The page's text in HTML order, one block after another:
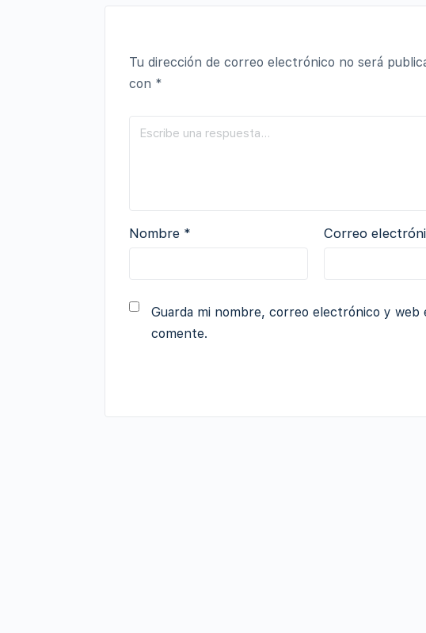
Tu dirección de correo electrónico no será
con *
Nombre * Correo
Guarda mi nombre, correo electrónico y web
comente.